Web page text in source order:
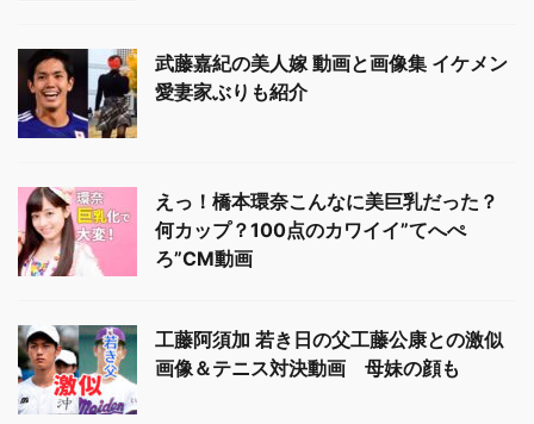
武藤嘉紀の美人嫁 動画と画像集 イケメン
愛妻家ぶりも紹介
えっ！橋本環奈こんなに美巨乳だった？
何カップ？100点のカワイイ”てへぺ
ろ”CM動画
工藤阿須加 若き日の父工藤公康との激似
画像＆テニス対決動画 母妹の顔も